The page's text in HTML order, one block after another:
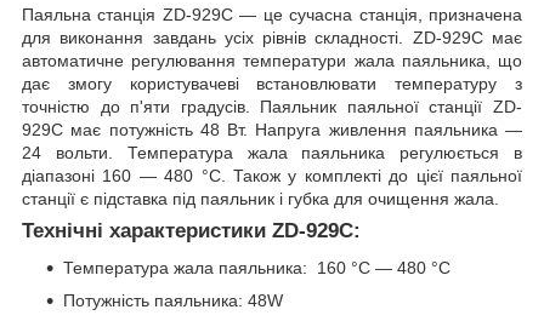
Паяльна станція ZD-929C — це сучасна станція, призначена
для виконання завдань усіх рівнів складності. ZD-929C має
автоматичне регулювання температури жала паяльника, що
дає змогу користувачеві встановлювати температуру з
точністю до п'яти градусів. Паяльник паяльної станції ZD-
929C має потужність 48 Вт. Напруга живлення паяльника —
24 вольти. Температура жала паяльника регулюється в
діапазоні 160 — 480 °C. Також у комплекті до цієї паяльної
станції є підставка під паяльник і губка для очищення жала.
Технічні характеристики ZD-929C:
Температура жала паяльника: 160 °C — 480 °C
Потужність паяльника: 48W